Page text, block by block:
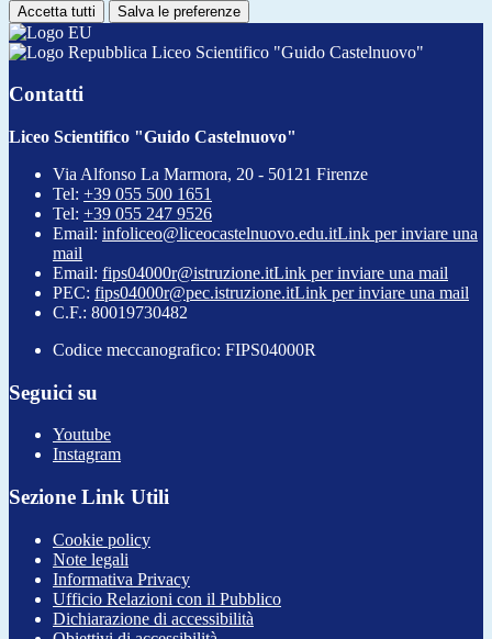
Accetta tutti Salva le preferenze
Liceo Scientifico "Guido Castelnuovo"
Contatti
Liceo Scientifico "Guido Castelnuovo"
Via Alfonso La Marmora, 20 - 50121 Firenze
Tel: +39 055 500 1651
Tel: +39 055 247 9526
Email: infoliceo@liceocastelnuovo.edu.itLink per inviare una
mail
Email: fips04000r@istruzione.itLink per inviare una mail
PEC: fips04000r@pec.istruzione.itLink per inviare una mail
C.F.: 80019730482
Codice meccanografico: FIPS04000R
Seguici su
Youtube
Instagram
Sezione Link Utili
Cookie policy
Note legali
Informativa Privacy
Ufficio Relazioni con il Pubblico
Dichiarazione di accessibilità